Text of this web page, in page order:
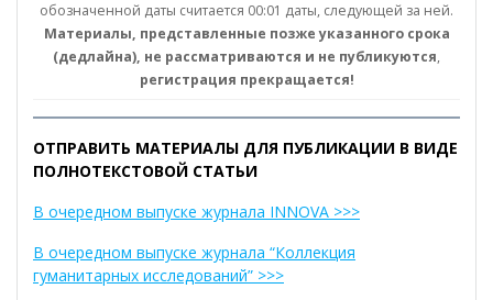
обозначенной даты считается 00:01 даты, следующей за ней.
Материалы, представленные позже указанного срока
(дедлайна), не рассматриваются и не публикуются,
регистрация прекращается!
ОТПРАВИТЬ МАТЕРИАЛЫ ДЛЯ ПУБЛИКАЦИИ В ВИДЕ
ПОЛНОТЕКСТОВОЙ СТАТЬИ
В очередном выпуске журнала INNOVA >>>
В очередном выпуске журнала “Коллекция
гуманитарных исследований” >>>